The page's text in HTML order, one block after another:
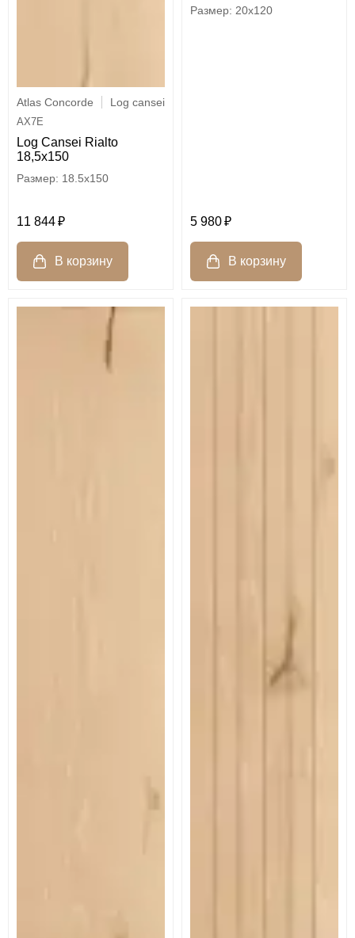
Atlas Concorde Log cansei
AX7E
Log Cansei Rialto
18,5x150
18.5x150
11 844
20x120
5 980